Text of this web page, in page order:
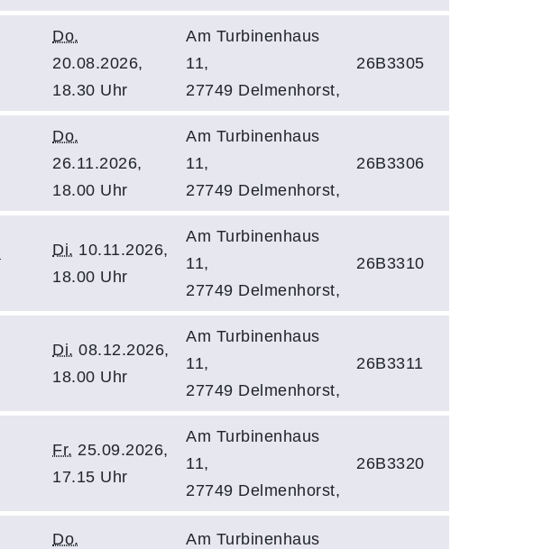
Do.
20.08.2026,
18.30 Uhr
Am Turbinenhaus
11,
27749 Delmenhorst,
26B3305
Do.
26.11.2026,
18.00 Uhr
Am Turbinenhaus
11,
27749 Delmenhorst,
26B3306
Di. 10.11.2026,
18.00 Uhr
Am Turbinenhaus
11,
27749 Delmenhorst,
26B3310
Di. 08.12.2026,
18.00 Uhr
Am Turbinenhaus
11,
27749 Delmenhorst,
26B3311
Fr. 25.09.2026,
17.15 Uhr
Am Turbinenhaus
11,
27749 Delmenhorst,
26B3320
Do.
Am Turbinenhaus